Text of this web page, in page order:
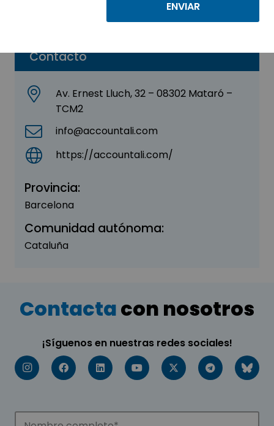
Contacto
Av. Ernest Lluch, 32 – 08302 Mataró –
TCM2
info@accountali.com
https://accountali.com/
Provincia:
Barcelona
Comunidad autónoma:
Cataluña
Parque Tecnológico TecnoCampus
Contactacon nosotros
¡Síguenos en nuestras redes sociales!